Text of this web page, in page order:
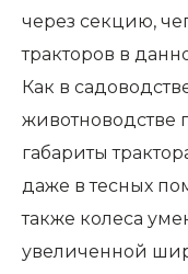
через секцию,
тракторов в
Как в
животноводстве
габариты
даже в тесных
также колеса
увеличенной